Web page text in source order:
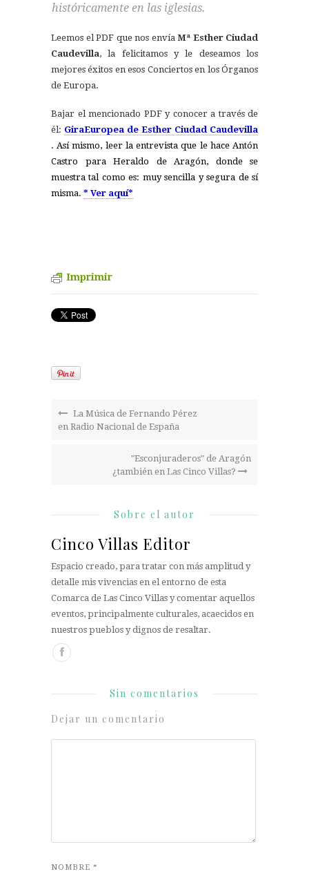
históricamente en las iglesias.
Leemos el PDF que nos envía Mª Esther Ciudad
Caudevilla, la felicitamos y le deseamos los
mejores éxitos en esos Conciertos en los Órganos
de Europa.
Bajar el mencionado PDF y conocer a través de
él: GiraEuropea de Esther Ciudad Caudevilla
. Así mismo, leer la entrevista que le hace Antón
Castro para Heraldo de Aragón, donde se
muestra tal como es: muy sencilla y segura de sí
misma. * Ver aquí*
Imprimir
La Música de Fernando Pérez
en Radio Nacional de España
"Esconjuraderos" de Aragón
¿también en Las Cinco Villas?
Sobre el autor
Cinco Villas Editor
Espacio creado, para tratar con más amplitud y
detalle mis vivencias en el entorno de esta
Comarca de Las Cinco Villas y comentar aquellos
eventos, principalmente culturales, acaecidos en
nuestros pueblos y dignos de resaltar.
Sin comentarios
Dejar un comentario
NOMBRE *